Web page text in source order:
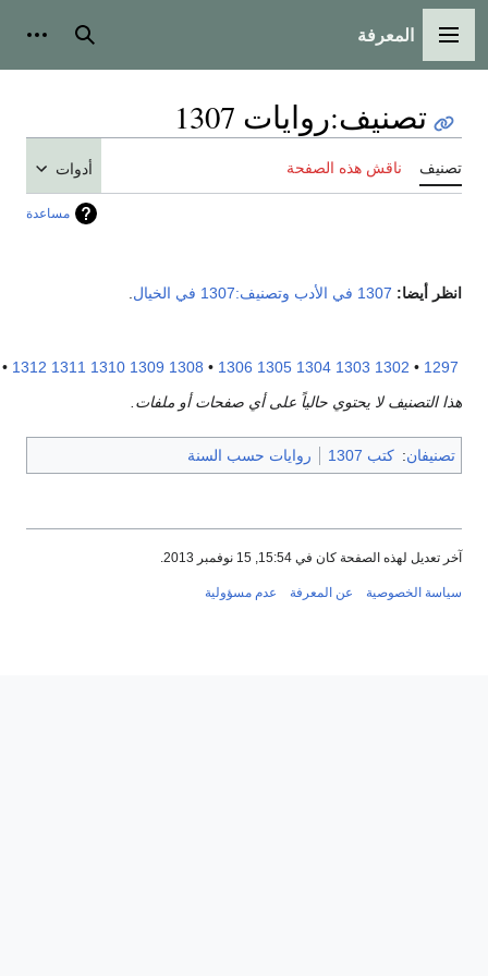
الرئيسية
المعرفة بحث أدوات
تصنيف:روايات 1307
ناقش هذه الصفحة
مساعدة
أيضا: 1307 في الأدب وتصنيف:1307 في الخيال .
•
1302
1303
1304
1305
1306
•
1308
1309
1310
1311
1312
•
1317
التصنيف لا يحتوي حالياً على أي صفحات أو ملفات.
: كتب 1307 روايات حسب السنة
لهذه الصفحة كان في 15:54, 15 نوفمبر 2013.
الخصوصية عن المعرفة عدم مسؤولية